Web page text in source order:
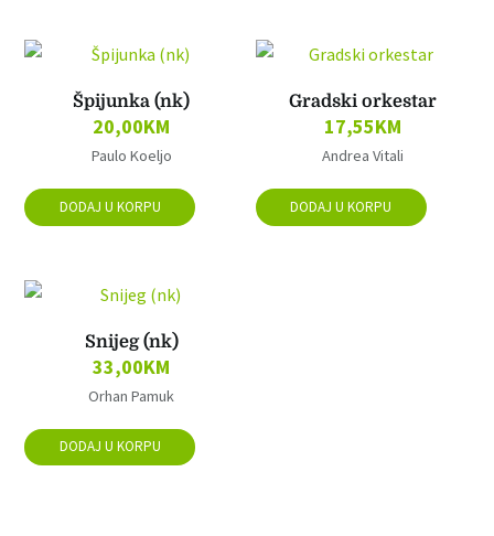
Špijunka (nk)
20,00KM
Paulo Koeljo
DODAJ U KORPU
Gradski orkestar
17,55KM
Andrea Vitali
DODAJ U KORPU
Snijeg (nk)
33,00KM
Orhan Pamuk
DODAJ U KORPU